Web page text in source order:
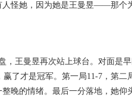
人怪她，因为她是王曼昱——那个
，王曼昱再次站上球台。对面是
了才是冠军。第一局11-7，第二
晚的情绪。最后一分落地，她仰